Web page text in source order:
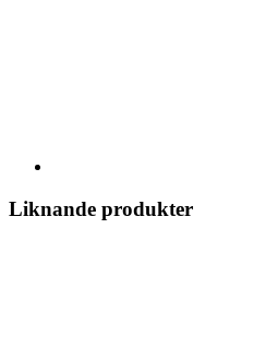
Liknande produkter